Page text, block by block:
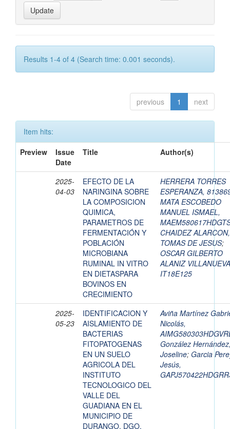
Results 1-4 of 4 (Search time: 0.001 seconds).
previous 1 next
Item hits:
Preview
Issue
Date
Title Author(s)
2025-
04-03
EFECTO DE LA
NARINGINA SOBRE
LA COMPOSICION
QUIMICA,
PARAMETROS DE
FERMENTACIÓN Y
POBLACIÓN
MICROBIANA
RUMINAL IN VITRO
EN DIETASPARA
BOVINOS EN
CRECIMIENTO
HERRERA TORRES
ESPERANZA,
MATA ESCOBEDO
MANUEL ISMAEL,
CHAIDEZ ALARCON,
TOMAS DE JESUS;
OSCAR GILBERTO
ALANIZ
IT18E125
2025-
05-23
IDENTIFICACION Y
AISLAMIENTO DE
BACTERIAS
FITOPATOGENAS
EN UN SUELO
AGRICOLA DEL
INSTITUTO
TECNOLOGICO DEL
VALLE DEL
GUADIANA EN EL
MUNICIPIO DE
DURANGO, DGO.
Aviña Martínez
Nicolás,
González
Joseline; Garcia
Jesús,